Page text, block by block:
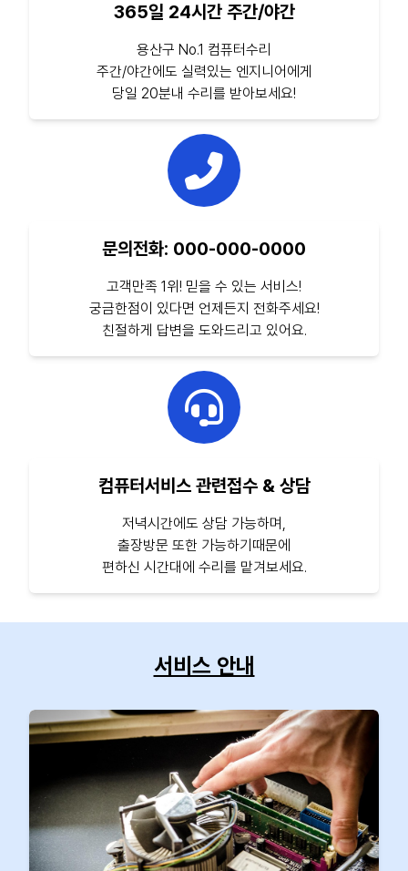
365일 24시간 주간/야간
용산구 No.1 컴퓨터수리
주간/야간에도 실력있는 엔지니어에게
당일 20분내 수리를 받아보세요!
문의전화: 000-000-0000
고객만족 1위! 믿을 수 있는 서비스!
궁금한점이 있다면 언제든지 전화주세요!
친절하게 답변을 도와드리고 있어요.
컴퓨터서비스 관련접수 & 상담
저녁시간에도 상담 가능하며,
출장방문 또한 가능하기때문에
편하신 시간대에 수리를 맡겨보세요.
서비스 안내